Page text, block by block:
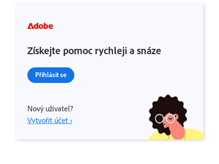
Získejte pomoc rychleji a snáze
Přihlásit se
Nový uživatel?
Vytvořit účet ›